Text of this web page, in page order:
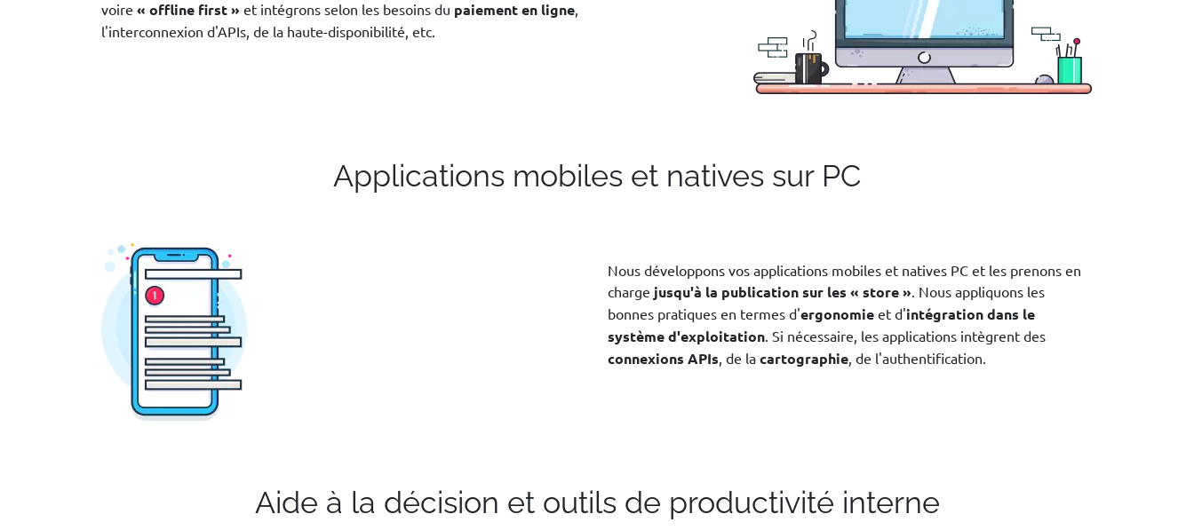
voire « offline first » et intégrons selon les besoins du paiement en ligne,
l'interconnexion d'APIs, de la haute-disponibilité, etc.
Applications mobiles et natives sur PC
Nous développons vos applications mobiles et natives PC et les prenons en
charge jusqu'à la publication sur les « store » . Nous appliquons les
bonnes pratiques en termes d'ergonomie et d'intégration dans le
système d'exploitation . Si nécessaire, les applications intègrent des
connexions APIs , de la cartographie , de l'authentification.
Aide à la décision et outils de productivité interne